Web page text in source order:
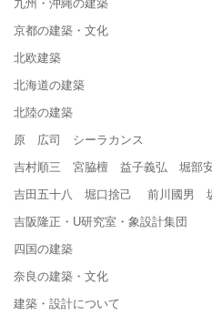
京都の建築・文化
北欧建築
北海道の建築
北陸の建築
原 広司 シーラカンス
吉村順三 宮脇檀 益子義弘 堀部
吉田五十八 堀口捨己 前川國男
吉阪隆正・U研究室・象設計集団
四国の建築
奈良の建築・文化
建築・設計について